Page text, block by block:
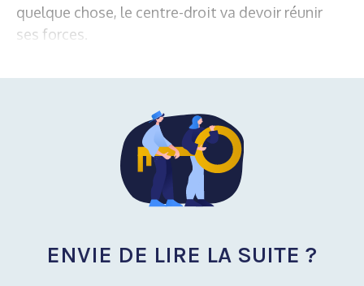
quelque chose, le centre-droit va devoir réunir
ses forces.
ENVIE DE LIRE LA SUITE ?